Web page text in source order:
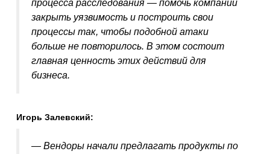
процесса расследования — помочь компании
закрыть уязвимость и построить свои
процессы так, чтобы подобной атаки
больше не повторилось. В этом состоит
главная ценность этих действий для
бизнеса.
Игорь Залевский:
— Вендоры начали предлагать продукты по